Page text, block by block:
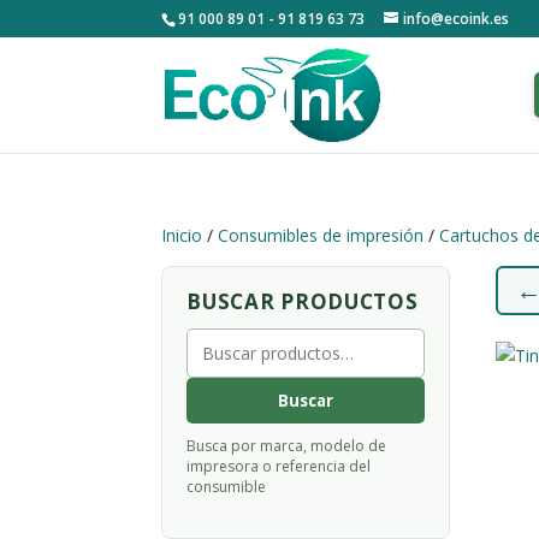
91 000 89 01 - 91 819 63 73 info@ecoink.es
Inicio /Consumibles de impresión /Cartuchos
BUSCAR PRODUCTOS
Buscar
por:
Buscar
Busca por marca, modelo de
impresora o referencia del
consumible